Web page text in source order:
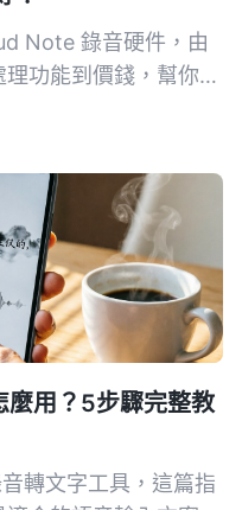
Note 錄音硬件，由
功能到價錢，幫你揀
用？5步驟完整教
轉文字工具，這篇指